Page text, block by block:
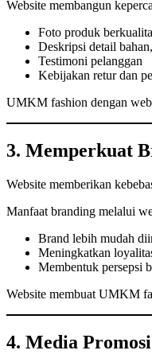
Website membangun
Foto produk
Deskripsi detail
Testimoni pelanggan
Kebijakan retur dan
UMKM fashion dengan
3. Memperkuat
Website memberikan
Manfaat branding melalui
Brand lebih mudah
Meningkatkan
Membentuk persepsi
Website membuat UMKM
4. Media